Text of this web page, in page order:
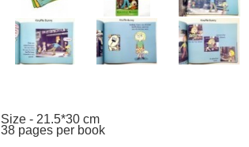
Size - 21.5*30 cm
38 pages per book